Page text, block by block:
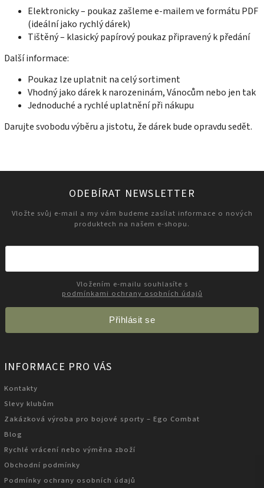
Elektronicky – poukaz zašleme e-mailem ve formátu PDF
(ideální jako rychlý dárek)
Tištěný – klasický papírový poukaz připravený k předání
Další informace:
Poukaz lze uplatnit na celý sortiment
Vhodný jako dárek k narozeninám, Vánocům nebo jen tak
Jednoduché a rychlé uplatnění při nákupu
Darujte svobodu výběru a jistotu, že dárek bude opravdu sedět.
ODEBÍRAT NEWSLETTER
Vložte svůj e-mail a my vám budeme zasílat informace o nových
produktech na našem e-shopu.
podmínkami ochrany osobních údajů
Přihlásit se
INFORMACE PRO VÁS
Kontakty
Slevy klubům
Zakázková výroba pro bojové sporty – Ego Combat
Blog
Rychlé vrácení nebo výměna zboží
Obchodní podmínky
Podmínky ochrany osobních údajů